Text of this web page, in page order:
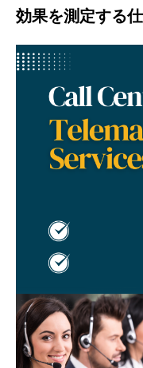
効果を測定する